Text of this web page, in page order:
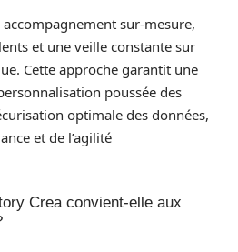
sur-mesure,
et une veille constante sur
Cette approche garantit une
poussée des
optimale des données,
et de l’agilité
Crea convient-elle aux